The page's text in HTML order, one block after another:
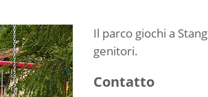
Il parco giochi a
genitori.
Contatto